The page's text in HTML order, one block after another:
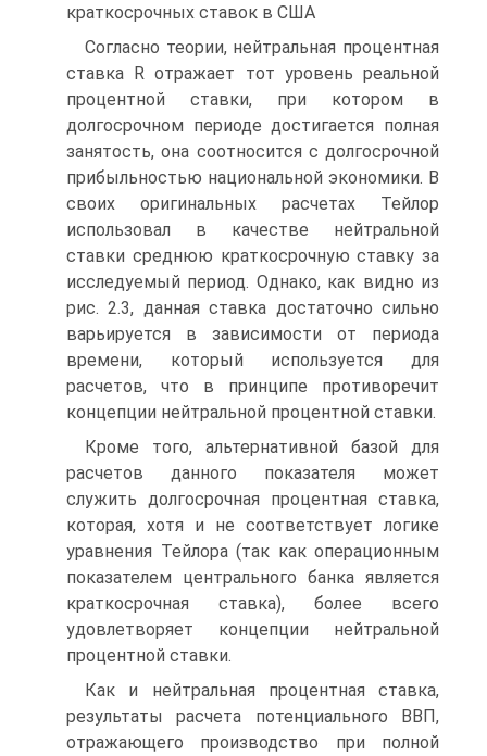
краткосрочных ставок в США
Согласно теории, нейтральная процентная
ставка R отражает тот уровень реальной
процентной ставки, при котором в
долгосрочном периоде достигается полная
занятость, она соотносится с долгосрочной
прибыльностью национальной экономики. В
своих оригинальных расчетах Тейлор
использовал в качестве нейтральной
ставки среднюю краткосрочную ставку за
исследуемый период. Однако, как видно из
рис. 2.3, данная ставка достаточно сильно
варьируется в зависимости от периода
времени, который используется для
расчетов, что в принципе противоречит
концепции нейтральной процентной ставки.
Кроме того, альтернативной базой для
расчетов данного показателя может
служить долгосрочная процентная ставка,
которая, хотя и не соответствует логике
уравнения Тейлора (так как операционным
показателем центрального банка является
краткосрочная ставка), более всего
удовлетворяет концепции нейтральной
процентной ставки.
Как и нейтральная процентная ставка,
результаты расчета потенциального ВВП,
отражающего производство при полной